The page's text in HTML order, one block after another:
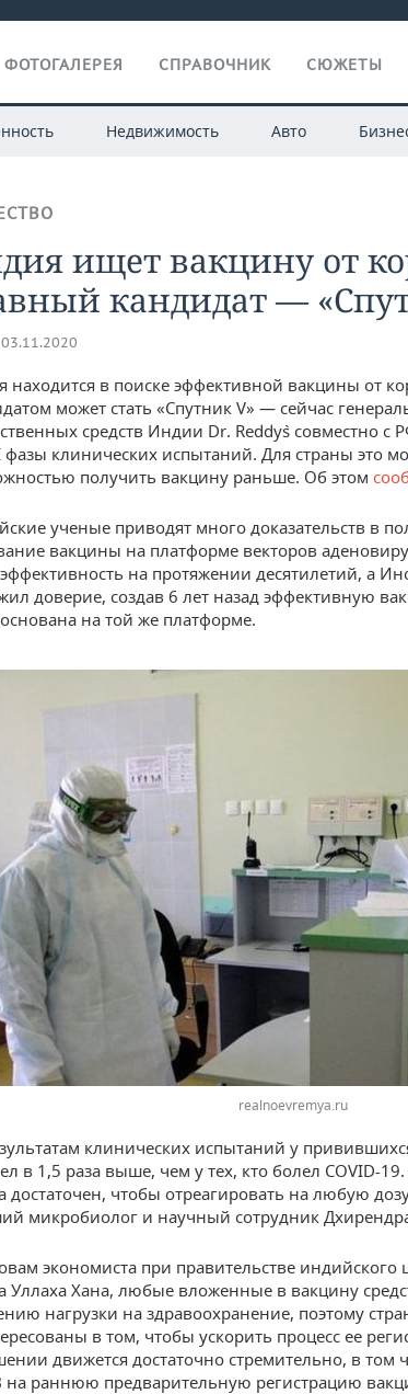
ФОТОГАЛЕРЕЯ СПРАВОЧНИК СЮЖЕТЫ
Недвижимость Авто
ищет вакцину от
кандидат —
находится в поиске эффективной вакцины от
может стать «Спутник V» — сейчас
средств Индии Dr. Reddy`s совместно
клинических испытаний. Для страны это
получить вакцину раньше. Об этом
ученые приводят много доказательств в
вакцины на платформе векторов
на протяжении десятилетий, а
доверие, создав 6 лет назад эффективную
на той же платформе.
realnoevremya.ru
клинических испытаний у
в 1,5 раза выше, чем у тех, кто болел COVID-
достаточен, чтобы отреагировать на любую
микробиолог и научный сотрудник
экономиста при правительстве индийского
Уллаха Хана, любые вложенные в вакцину
нагрузки на здравоохранение, поэтому
в том, чтобы ускорить процесс ее
движется достаточно стремительно, в том
на раннюю предварительную регистрацию